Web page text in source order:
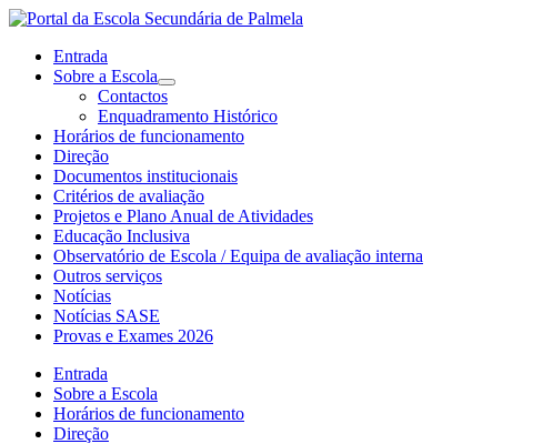
Entrada
Sobre a Escola
Contactos
Enquadramento Histórico
Horários de funcionamento
Direção
Documentos institucionais
Critérios de avaliação
Projetos e Plano Anual de Atividades
Educação Inclusiva
Observatório de Escola / Equipa de avaliação interna
Outros serviços
Notícias
Notícias SASE
Provas e Exames 2026
Entrada
Sobre a Escola
Horários de funcionamento
Direção